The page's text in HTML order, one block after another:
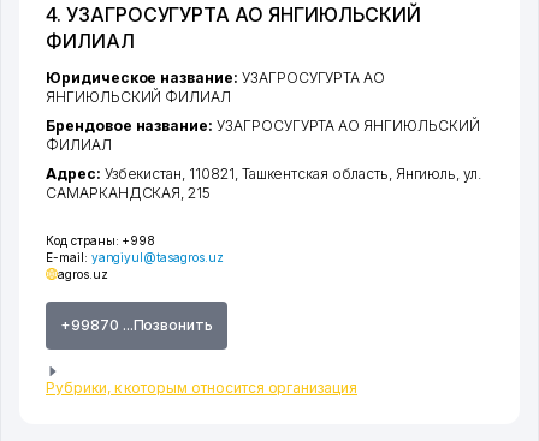
4. УЗАГРОСУГУРТА АО ЯНГИЮЛЬСКИЙ
ФИЛИАЛ
Код страны: +998
E-mail: yangiyul@tasagros.uz
agros.uz
+99870 ...Позвонить
Рубрики, к которым относится организация
Юридическое название: УЗАГРОСУГУРТА АО
ЯНГИЮЛЬСКИЙ ФИЛИАЛ
Брендовое название: УЗАГРОСУГУРТА АО ЯНГИЮЛЬСКИЙ
ФИЛИАЛ
Адрес: Узбекистан, 110821, Ташкентская область Янгиюль ,ул.
САМАРКАНДСКАЯ , 215